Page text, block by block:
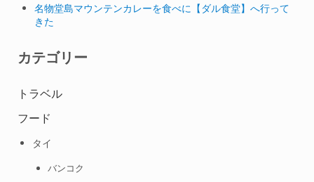
名物堂島マウンテンカレーを食べに【ダル食堂】へ行って
きた
カテゴリー
トラベル
フード
タイ
バンコク